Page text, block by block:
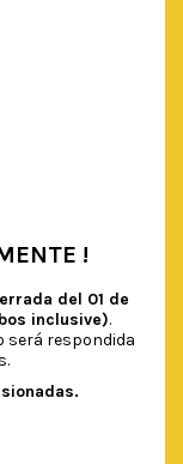
!
del 01 de
inclusive).
será respondida